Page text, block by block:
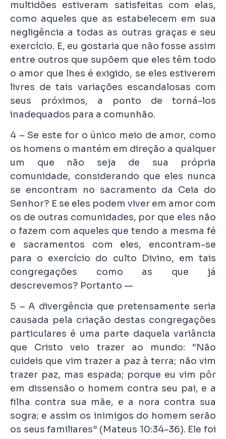
multidões estiveram satisfeitas com elas,
como aqueles que as estabelecem em sua
negligência a todas as outras graças e seu
exercício. E, eu gostaria que não fosse assim
entre outros que supõem que eles têm todo
o amor que lhes é exigido, se eles estiverem
livres de tais variações escandalosas com
seus próximos, a ponto de torná-los
inadequados para a comunhão.
4 – Se este for o único meio de amor, como
os homens o mantém em direção a qualquer
um que não seja de sua própria
comunidade, considerando que eles nunca
se encontram no sacramento da Ceia do
Senhor? E se eles podem viver em amor com
os de outras comunidades, por que eles não
o fazem com aqueles que tendo a mesma fé
e sacramentos com eles, encontram-se
para o exercício do culto Divino, em tais
congregações como as que já
descrevemos? Portanto —
5 – A divergência que pretensamente seria
causada pela criação destas congregações
particulares é uma parte daquela variância
que Cristo veio trazer ao mundo: “Não
cuideis que vim trazer a paz à terra; não vim
trazer paz, mas espada; porque eu vim pôr
em dissensão o homem contra seu pai, e a
filha contra sua mãe, e a nora contra sua
sogra; e assim os inimigos do homem serão
os seus familiares” (Mateus 10:34-36). Ele foi